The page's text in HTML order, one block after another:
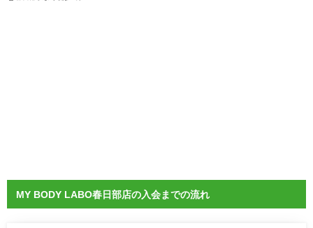
MY BODY LABO春日部店の入会までの流れ